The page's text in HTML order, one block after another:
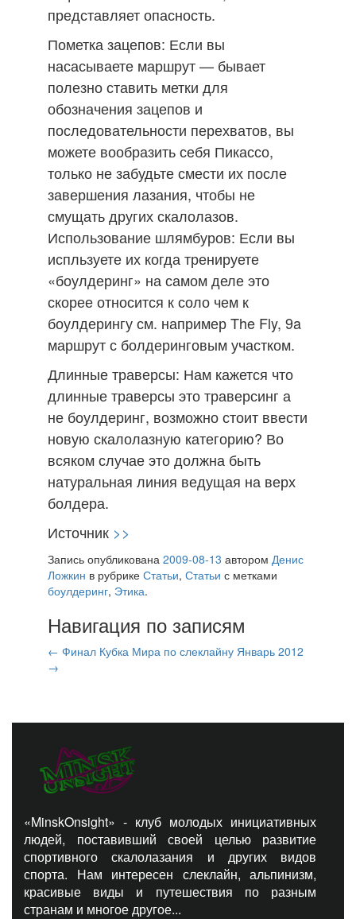
представляет опасность.
Пометка зацепов: Если вы
насасываете маршрут — бывает
полезно ставить метки для
обозначения зацепов и
последовательности перехватов, вы
можете вообразить себя Пикассо,
только не забудьте смести их после
завершения лазания, чтобы не
смущать других скалолазов.
Использование шлямбуров: Если вы
испльзуете их когда тренируете
«боулдеринг» на самом деле это
скорее относится к соло чем к
боулдерингу см. например The Fly, 9a
маршрут с болдеринговым участком.
Длинные траверсы: Нам кажется что
длинные траверсы это траверсинг а
не боулдеринг, возможно стоит ввести
новую скалолазную категорию? Во
всяком случае это должна быть
натуральная линия ведущая на верх
болдера.
Источник >>
Запись опубликована 2009-08-13 автором Денис
Ложкин в рубрике Статьи, Статьи с метками
боулдеринг, Этика.
Навигация по записям
← Финал Кубка Мира по слеклайну Январь 2012
→
«MinskOnsight» - клуб молодых инициативных
людей, поставивший своей целью развитие
спортивного скалолазания и других видов
спорта. Нам интересен слеклайн, альпинизм,
красивые виды и путешествия по разным
странам и многое другое...